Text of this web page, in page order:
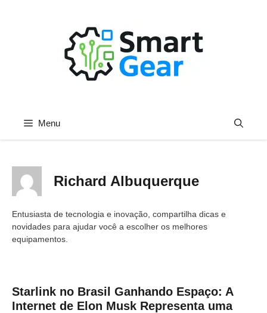
Menu
Richard Albuquerque
Entusiasta de tecnologia e inovação, compartilha dicas e
novidades para ajudar você a escolher os melhores
equipamentos.
Starlink no Brasil Ganhando Espaço: A
Internet de Elon Musk Representa uma